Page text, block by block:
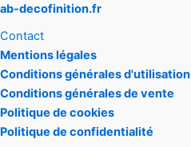
ab-decofinition.fr
Contact
Mentions légales
Conditions générales d'utilisation
Conditions générales de vente
Politique de cookies
Politique de confidentialité